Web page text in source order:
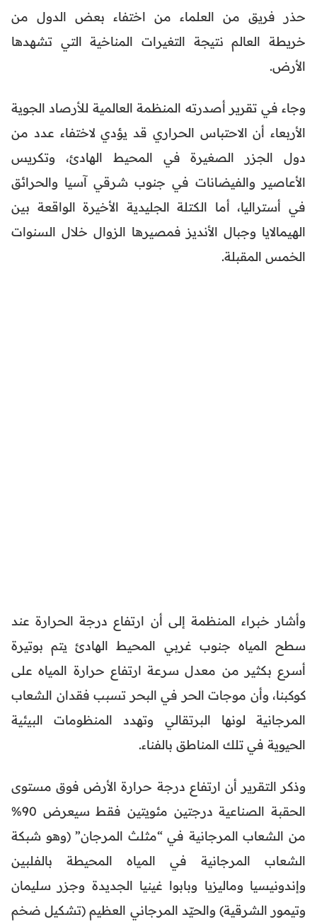
حذر فريق من العلماء من اختفاء بعض الدول من
خريطة العالم نتيجة التغيرات المناخية التي تشهدها
الأرض.
وجاء في تقرير أصدرته المنظمة العالمية للأرصاد الجوية
الأربعاء أن الاحتباس الحراري قد يؤدي لاختفاء عدد من
دول الجزر الصغيرة في المحيط الهادئ، وتكريس
الأعاصير والفيضانات في جنوب شرقي آسيا والحرائق
في أستراليا، أما الكتلة الجليدية الأخيرة الواقعة بين
الهيمالايا وجبال الأنديز فمصيرها الزوال خلال السنوات
الخمس المقبلة.
وأشار خبراء المنظمة إلى أن ارتفاع درجة الحرارة عند
سطح المياه جنوب غربي المحيط الهادئ يتم بوتيرة
أسرع بكثير من معدل سرعة ارتفاع حرارة المياه على
كوكبنا، وأن موجات الحر في البحر تسبب فقدان الشعاب
المرجانية لونها البرتقالي وتهدد المنظومات البيئية
الحيوية في تلك المناطق بالفناء.
وذكر التقرير أن ارتفاع درجة حرارة الأرض فوق مستوى
الحقبة الصناعية درجتين مئويتين فقط سيعرض 90%
من الشعاب المرجانية في “مثلث المرجان” (وهو شبكة
الشعاب المرجانية في المياه المحيطة بالفلبين
وإندونيسيا وماليزيا وبابوا غينيا الجديدة وجزر سليمان
وتيمور الشرقية) والحيّد المرجاني العظيم (تشكيل ضخم